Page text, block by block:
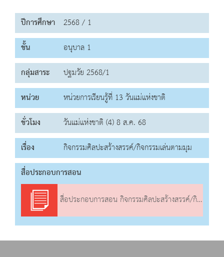
ปีการศึกษา 2568 / 1
ชั้น
อนุบาล 1
กลุ่มสาระ
ปฐมวัย 2568/1
หน่วย
หน่วยการเรียนรู้ที่ 13 วันแม่แห่งชาติ
ชั่วโมง
วันแม่แห่งชาติ (4) 8 ส.ค. 68
เรื่อง
กิจกรรมศิลปะสร้างสรรค์/กิจกรรมเล่นตามมุม
สื่อประกอบการสอน
สื่อประกอบการสอน กิจกรรมศิลปะสร้างสรรค์/กิจกรรมเล่นตามมุม